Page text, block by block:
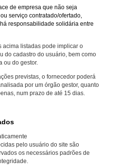
de empresa que não seja
serviço contratado/ofertado,
responsabilidade solidária entre
acima listadas pode implicar o
do cadastro do usuário, bem como
ou do gestor.
previstas, o fornecedor poderá
por um órgão gestor, quanto
num prazo de até 15 dias.
pelo usuário do site são
os necessários padrões de